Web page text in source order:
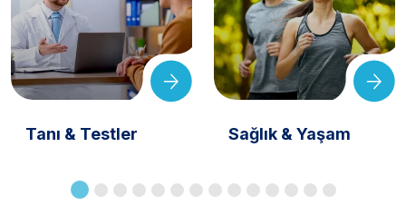
Tanı & Testler Sağlık & Yaşam